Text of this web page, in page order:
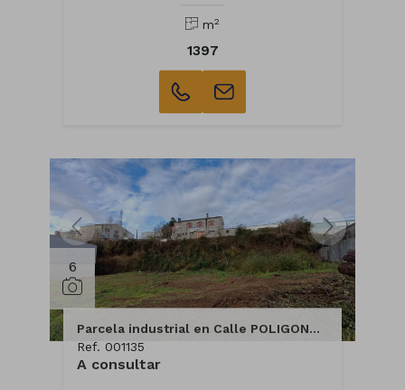
m2
1397
6
Parcela industrial en Calle POLIGONO INDUSTRIAL
Ref. 001135
A consultar